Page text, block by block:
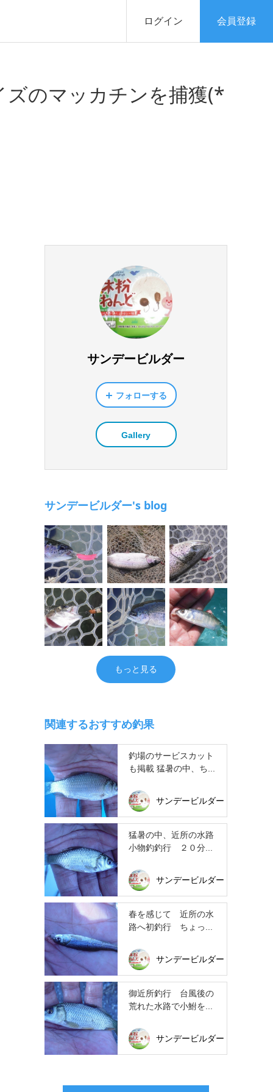
ログイン 会員登録
のマッカチンを捕獲(*
サンデービルダー
フォローする
Gallery
サンデービルダー's blog
もっと見る
関連するおすすめ釣果
釣場のサービスカット
も掲載 猛暑の中、ち...
サンデービルダー
猛暑の中、近所の水路
小物釣釣行 ２０分...
サンデービルダー
春を感じて 近所の水
路へ初釣行 ちょっ...
サンデービルダー
御近所釣行 台風後の
荒れた水路で小鮒を...
サンデービルダー